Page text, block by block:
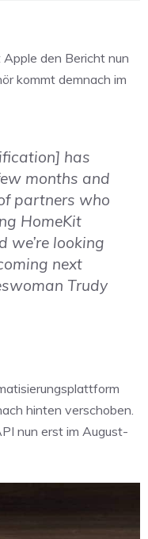
Apple den Bericht nun
kommt demnach im
has
months and
partners who
HomeKit
we’re looking
next
Trudy
hinten verschoben.
nun erst im August-